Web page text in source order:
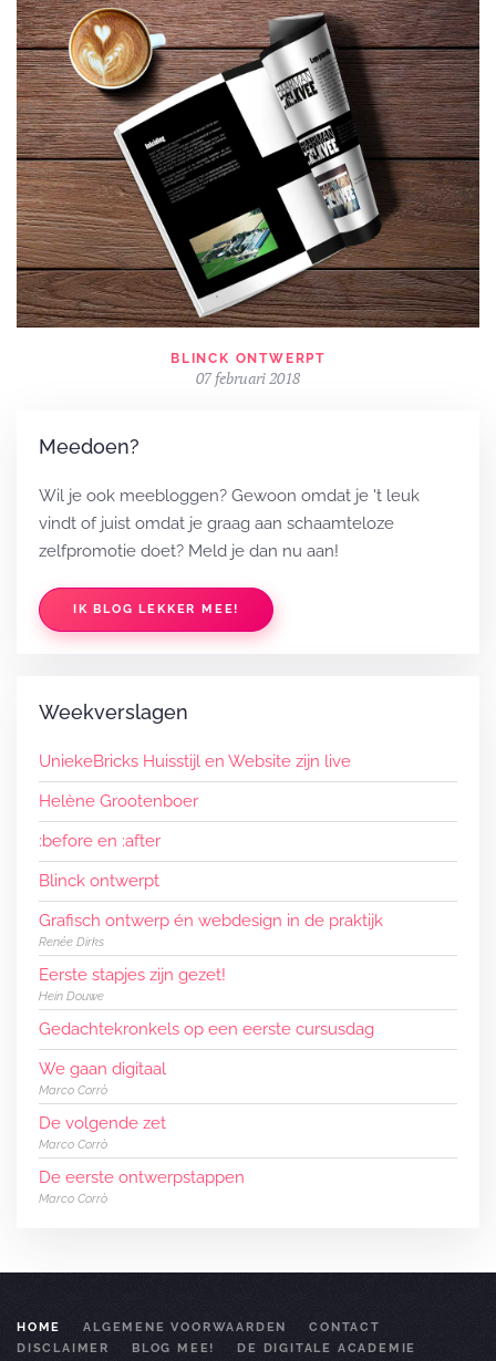
BLINCK ONTWERPT
07 februari 2018
Meedoen?
Wil je ook meebloggen? Gewoon omdat je 't leuk
vindt of juist omdat je graag aan schaamteloze
zelfpromotie doet? Meld je dan nu aan!
IK BLOG LEKKER MEE!
Weekverslagen
UniekeBricks Huisstijl en Website zijn live
Helène Grootenboer
:before en :after
Blinck ontwerpt
Grafisch ontwerp én webdesign in de praktijk
Renée Dirks
Eerste stapjes zijn gezet!
Hein Douwe
Gedachtekronkels op een eerste cursusdag
We gaan digitaal
Marco Corrò
De volgende zet
Marco Corrò
De eerste ontwerpstappen
Marco Corrò
HOME ALGEMENE VOORWAARDEN
CONTACT
DISCLAIMER
BLOG MEE! DE DIGITALE ACADEMIE